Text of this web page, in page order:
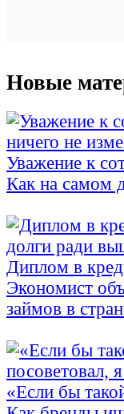
Новые
Уважение к
Как на самом
Диплом в
Экономист
займов в
«Если бы